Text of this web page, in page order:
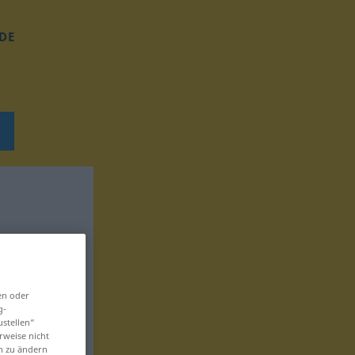
DE
oder
nicht
zu ändern